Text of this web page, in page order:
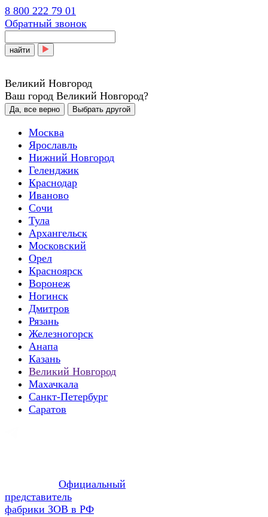
8 800 222 79 01
Обратный звонок
найти
Великий Новгород
Ваш город Великий Новгород?
Да, все верно Выбрать другой
Москва
Ярославль
Нижний Новгород
Геленджик
Краснодар
Иваново
Сочи
Тула
Архангельск
Московский
Орел
Красноярск
Воронеж
Ногинск
Дмитров
Рязань
Железногорск
Анапа
Казань
Великий Новгород
Махачкала
Санкт-Петербург
Саратов
Официальный
представитель
фабрики ЗОВ в РФ